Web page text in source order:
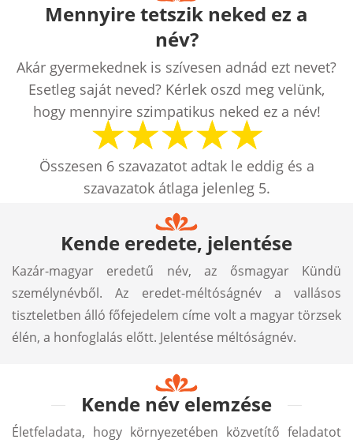
Mennyire tetszik neked ez a
név?
Akár gyermekednek is szívesen adnád ezt nevet?
Esetleg saját neved? Kérlek oszd meg velünk,
hogy mennyire szimpatikus neked ez a név!
Összesen 6szavazatot adtak le eddig és a
szavazatok átlaga jelenleg 5.
Kende eredete, jelentése
Kazár-magyar eredetű név, az ősmagyar Kündü
személynévből. Az eredet-méltóságnév a vallásos
tiszteletben álló főfejedelem címe volt a magyar törzsek
élén, a honfoglalás előtt. Jelentése méltóságnév.
Kende név elemzése
Életfeladata, hogy környezetében közvetítő feladatot